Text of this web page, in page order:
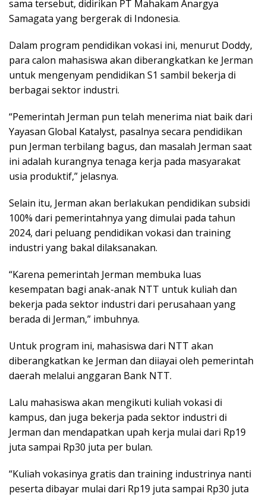
sama tersebut, didirikan PT Mahakam Anargya
Samagata yang bergerak di Indonesia.
Dalam program pendidikan vokasi ini, menurut Doddy,
para calon mahasiswa akan diberangkatkan ke Jerman
untuk mengenyam pendidikan S1 sambil bekerja di
berbagai sektor industri.
“Pemerintah Jerman pun telah menerima niat baik dari
Yayasan Global Katalyst, pasalnya secara pendidikan
pun Jerman terbilang bagus, dan masalah Jerman saat
ini adalah kurangnya tenaga kerja pada masyarakat
usia produktif,” jelasnya.
Selain itu, Jerman akan berlakukan pendidikan subsidi
100% dari pemerintahnya yang dimulai pada tahun
2024, dari peluang pendidikan vokasi dan training
industri yang bakal dilaksanakan.
“Karena pemerintah Jerman membuka luas
kesempatan bagi anak-anak NTT untuk kuliah dan
bekerja pada sektor industri dari perusahaan yang
berada di Jerman,” imbuhnya.
Untuk program ini, mahasiswa dari NTT akan
diberangkatkan ke Jerman dan diiayai oleh pemerintah
daerah melalui anggaran Bank NTT.
Lalu mahasiswa akan mengikuti kuliah vokasi di
kampus, dan juga bekerja pada sektor industri di
Jerman dan mendapatkan upah kerja mulai dari Rp19
juta sampai Rp30 juta per bulan.
“Kuliah vokasinya gratis dan training industrinya nanti
peserta dibayar mulai dari Rp19 juta sampai Rp30 juta